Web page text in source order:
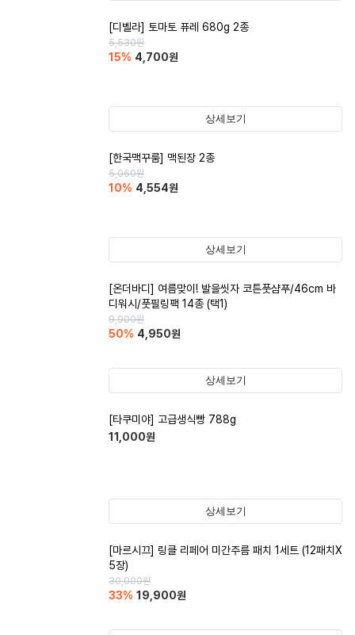
[디벨라] 토마토 퓨레 680g 2종
5,530원
15% 4,700원
상세보기
[한국맥꾸룸] 맥된장 2종
5,060원
10% 4,554원
상세보기
[온더바디] 여름맞이! 발을씻자 코튼풋샴푸/46cm 바
디워시/풋필링팩 14종 (택1)
9,900원
50% 4,950원
상세보기
[타쿠미야] 고급생식빵 788g
11,000원
상세보기
[마르시끄] 링클 리페어 미간주름 패치 1세트 (12패치X
5장)
30,000원
33% 19,900원